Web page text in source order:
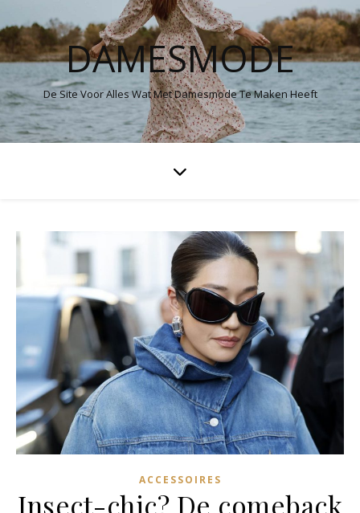
DAMESMODE
De Site Voor Alles Wat Met Damesmode Te Maken Heeft
ACCESSOIRES
Insect-chic? De comeback